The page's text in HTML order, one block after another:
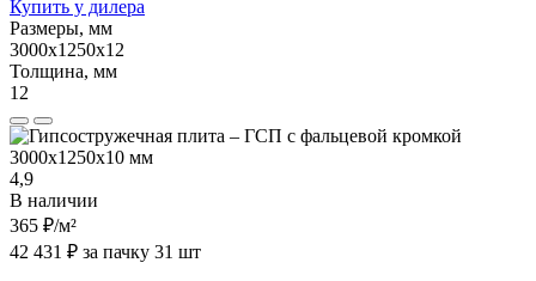
Купить у дилера
Размеры, мм
3000х1250х12
Толщина, мм
12
4,9
В наличии
365 ₽/м²
42 431 ₽ за пачку 31 шт